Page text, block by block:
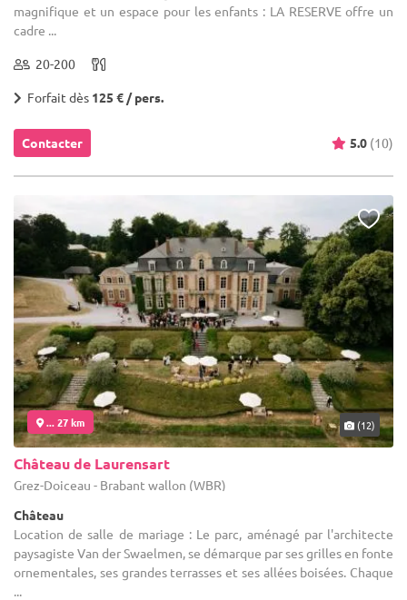
magnifique et un espace pour les enfants : LA RESERVE offre un
cadre ...
20-200
Forfait dès 125 € / pers.
Contacter 5.0 (10)
... 27 km (12)
Château de Laurensart
Grez-Doiceau - Brabant wallon (WBR)
Château
Location de salle de mariage : Le parc, aménagé par l'architecte
paysagiste Van der Swaelmen, se démarque par ses grilles en fonte
ornementales, ses grandes terrasses et ses allées boisées. Chaque
...